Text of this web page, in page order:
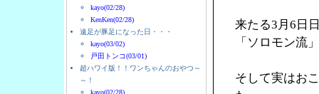
kayo(02/28)
KenKen(02/28)
遠足が豚足になった日・・・
kayo(03/02)
戸田トンコ(03/01)
超ハワイ版！！ワンちゃんのおやつ～
～！
kayo(02/28)
来たる3月6日
「ソロモン流
そして実はお